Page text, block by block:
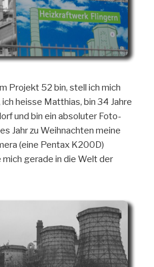
Projekt 52 bin, stell ich mich
heisse Matthias, bin 34 Jahre
und bin ein absoluter Foto-
Jahr zu Weihnachten meine
(eine Pentax K200D)
gerade in die Welt der